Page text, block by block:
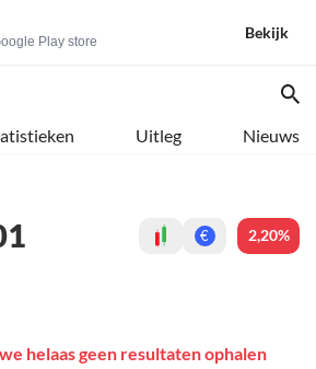
Play store
Bekijk
Uitleg Nieuws
€ 2,20%
helaas geen resultaten ophalen